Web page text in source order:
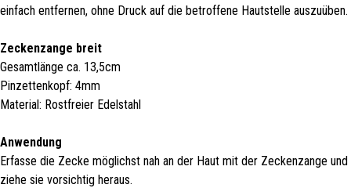
einfach entfernen, ohne Druck auf die betroffene Hautstelle auszuüben.
Zeckenzange breit
Gesamtlänge ca. 13,5cm
Pinzettenkopf: 4mm
Material: Rostfreier Edelstahl
Anwendung
Erfasse die Zecke möglichst nah an der Haut mit der Zeckenzange und
ziehe sie vorsichtig heraus.